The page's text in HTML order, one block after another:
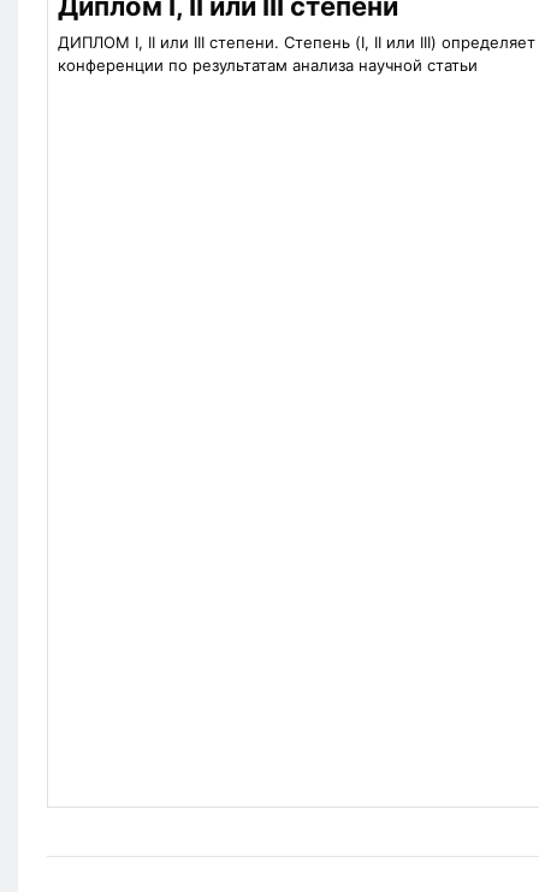
ДИПЛОМ I, II или III степени. Степень (I, II или III)
конференции по результатам анализа научной статьи